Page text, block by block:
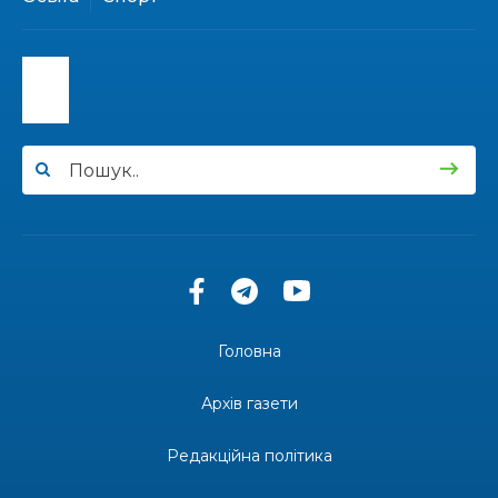
17 лип
16:12
Допомога має бути справедливою, – нардеп
розповів, навіщо оновили закон про права для
навчати дітей орігамі
Молодший сержант Сергій Володимирович
допомоги для ВПО можуть продовжити
Головна
Архів газети
Редакційна політика